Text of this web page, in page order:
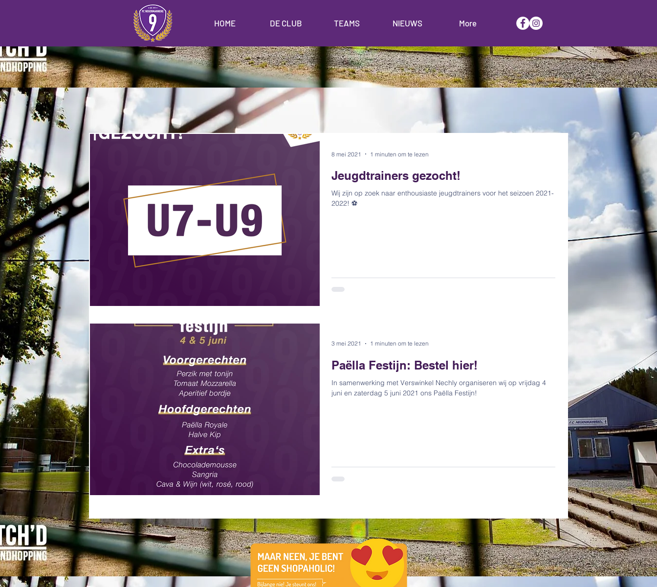
HOME DE CLUB TEAMS NIEUWS More
Jeugdtrainers gezocht!
Wij zijn op zoek naar enthousiaste jeugdtrainers voor het seizoen 2021-
2022! ⚽
8 mei 2021 1 minuten om te lezen
Paëlla Festijn: Bestel hier!
In samenwerking met Verswinkel Nechly organiseren wij op vrijdag 4
juni en zaterdag 5 juni 2021 ons Paëlla Festijn!
3 mei 2021 1 minuten om te lezen